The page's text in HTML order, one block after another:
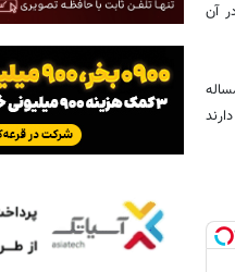
آن
، مساله